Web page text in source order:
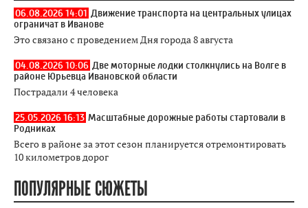
06.08.2026 14:01 Движение транспорта на центральных улицах
ограничат в Иванове
Это связано с проведением Дня города 8 августа
04.08.2026 10:06 Две моторные лодки столкнулись на Волге в
районе Юрьевца Ивановской области
Пострадали 4 человека
25.05.2026 16:13 Масштабные дорожные работы стартовали в
Родниках
Всего в районе за этот сезон планируется отремонтировать
10 километров дорог
ПОПУЛЯРНЫЕ СЮЖЕТЫ